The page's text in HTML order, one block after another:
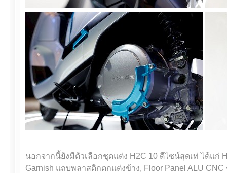
นอกจากนี้ยังมีตัวเลือกชุดแต่ง H2C 10 ดีไซน์สุดเท่ ได้แก่
Garnish แถบพลาสติกตกแต่งข้าง, Floor Panel ALU